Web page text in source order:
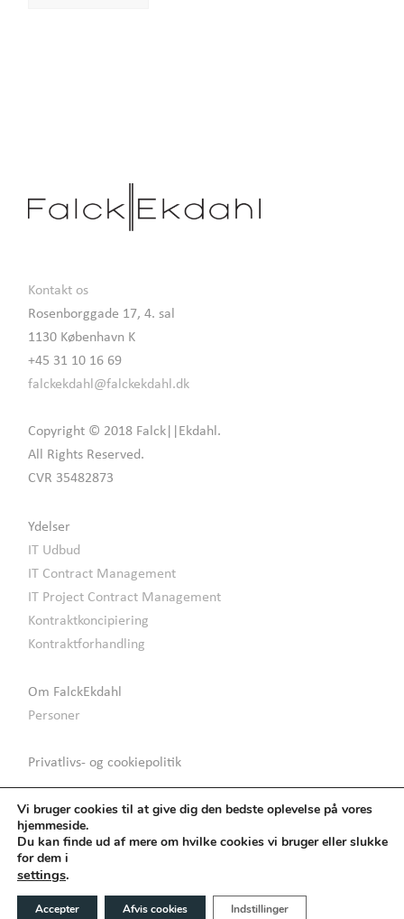
Kontakt os
Rosenborggade 17, 4. sal
1130 København K
+45 31 10 16 69
falckekdahl@falckekdahl.dk
Copyright © 2018 Falck||Ekdahl.
All Rights Reserved.
CVR 35482873
Ydelser
IT Udbud
IT Contract Management
IT Project Contract Management
Kontraktkoncipiering
Kontraktforhandling
Om FalckEkdahl
Personer
Privatlivs- og cookiepolitik
Find os
Vi bruger cookies til at give dig den bedste oplevelse på vores
hjemmeside.
Du kan finde ud af mere om hvilke cookies vi bruger eller slukke
for dem i
settings.
Accepter Afvis cookies Indstillinger